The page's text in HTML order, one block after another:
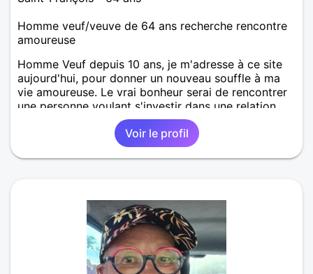
Homme veuf/veuve de 64 ans recherche rencontre
amoureuse
Homme Veuf depuis 10 ans, je m'adresse à ce site
aujourd'hui, pour donner un nouveau souffle à ma
vie amoureuse. Le vrai bonheur serai de rencontrer
une personne voulant s'investir dans une relation
affective, durable et sincére.
Voir le profil